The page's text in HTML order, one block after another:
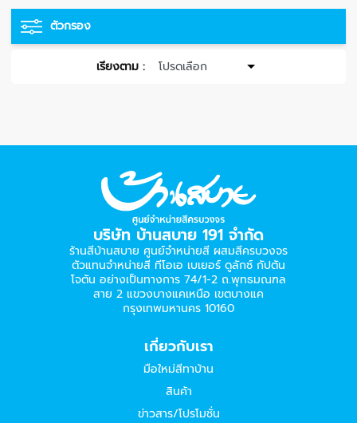
ตัวกรอง
เรียงตาม :
บริษัท บ้านสบาย 191 จำกัด
ร้านสีบ้านสบาย ศูนย์จำหน่ายสี ผสมสีครบวงจร
ตัวแทนจำหน่ายสี ทีโอเอ เบเยอร์​ ดูลักซ์ กัปตัน
โจตัน อย่างเป็นทางการ 74/1-2 ถ.พุทธมณฑล
สาย 2 แขวงบางแคเหนือ เขตบางแค
กรุงเทพมหานคร 10160
เกี่ยวกับเรา
มือใหม่สีทาบ้าน
สินค้า
ข่าวสาร/โปรโมชั่น